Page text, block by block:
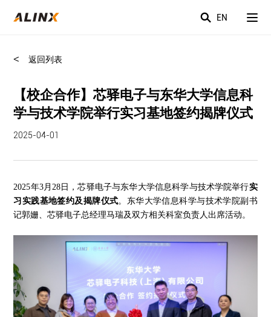
EN
< 返回列表
【校企合作】芯驿电子与东华大学信息科
学与技术学院举行实习基地签约揭牌仪式
2025-04-01
2025年3月28日，芯驿电子与东华大学信息科学与技术学院举行实
习实践基地签约及揭牌仪式。 东华大学信息科学与技术学院副书
记郭姗、芯驿电子总经理马瑞及双方相关科室负责人出席活动。